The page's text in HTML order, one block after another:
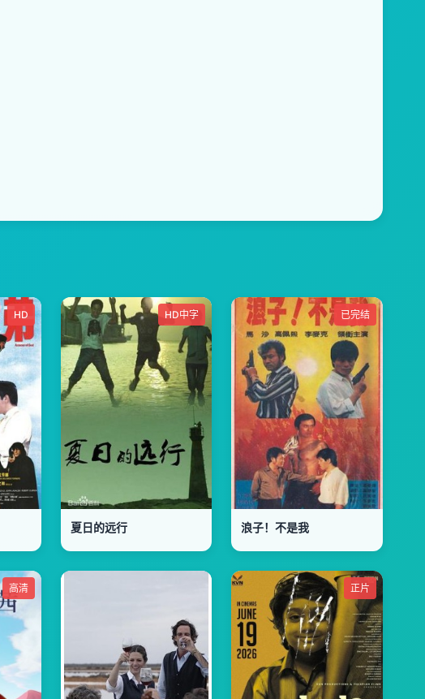
HD HD中字
夏日的远行
已完结
浪子！不是我
高清 正片